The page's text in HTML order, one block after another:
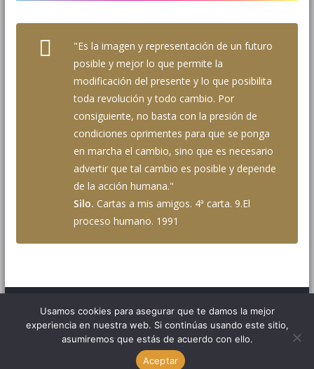
"Es la imagen y representación de un futuro
posible y mejor lo que permite la
modificación del presente y lo que posibilita
toda revolución y todo cambio. Por
consiguiente, no basta con la presión de
condiciones oprimentes para que se ponga
en marcha el cambio, sino que es necesario
advertir que tal cambio es posible y depende
de la acción humana."
Silo. Cartas a mis amigos. 4ª carta. 9.El
proceso humano. 1991
Copyright © 2026FICNOVA – Festival Internacional de Cine
de la No-Violencia. Todos los derechos reservados.
por ThemeGrill. Funciona con
Usamos cookies para asegurar que te damos la mejor
experiencia en nuestra web. Si continúas usando este sitio,
asumiremos que estás de acuerdo con ello.
Aceptar